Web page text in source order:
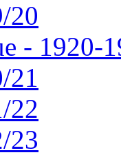
20
- 1920-
21
22
23